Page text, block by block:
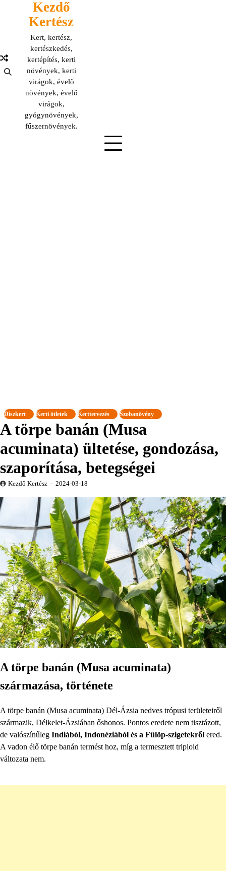
Kezdő
Kertész
Kert, kertész,
kertészkedés,
kertépítés, kerti
növények, kerti
virágok, évelő
növények, évelő
virágok,
gyógynövények,
fűszernövények.
Díszkert Kerti ötletek Kerttervezés Szobanövény
A törpe banán (Musa
acuminata) ültetése, gondozása,
szaporítása, betegségei
Kezdő Kertész 2024-03-18
A törpe banán (Musa acuminata)
származása, története
A törpe banán (Musa acuminata) Dél-Ázsia nedves trópusi területeiről
származik, Délkelet-Ázsiában őshonos. Pontos eredete nem tisztázott,
de valószínűleg Indiából, Indonéziából és a Fülöp-szigetekről ered.
A vadon élő törpe banán termést hoz, míg a termesztett triploid
változata nem.